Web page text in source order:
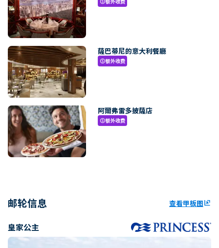
paid
薩巴蒂尼的意大利餐廳
paid额外收费
阿爾弗雷多披薩店
paid额外收费
邮轮信息 查看甲板图ungroup
皇家公主